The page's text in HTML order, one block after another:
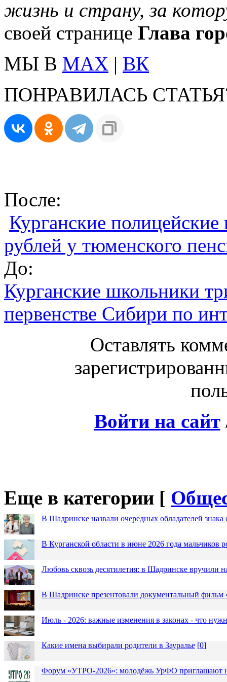
жизнь и страну, за
своей странице Глава
МЫ В MAX | ВК
ПОНРАВИЛАСЬ
После:
Курганские
рублей у тюменского
До:
Курганские школьники
первенстве Сибири по
Оставлять
Войти на сайт
Еще в категории [
В Шадринске назвали очередных обладателей знака
В Курганской области в июне 2026 года мальчиков
Любовь сквозь десятилетия: в Шадринске вручили
В Шадринске презентовали документальный
Июль - 2026: важные изменения в законах - что
Какие имена выбирали родители в Зауралье [0]
Форум «УТРО-2026»: молодёжь УрФО приглашают